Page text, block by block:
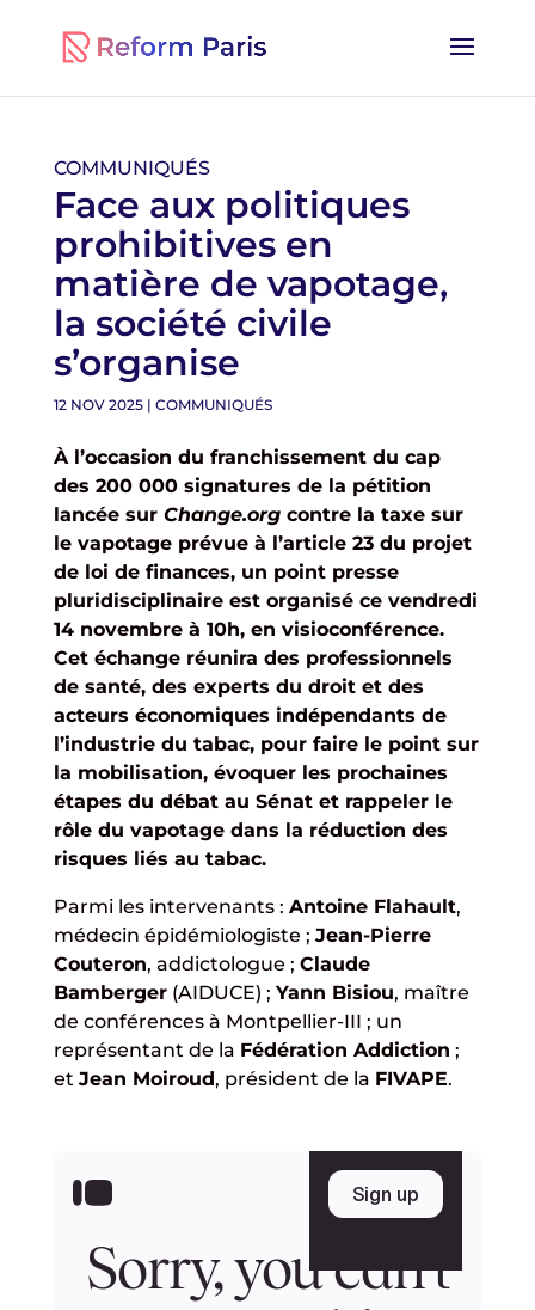
COMMUNIQUÉS
Face aux politiques
prohibitives en
matière de vapotage,
la société civile
s’organise
12 NOV 2025| COMMUNIQUÉS
À l’occasion du franchissement du cap
des 200 000 signatures de la pétition
lancée sur Change.orgcontre la taxe sur
le vapotage prévue à l’article 23 du projet
de loi de finances, un point presse
pluridisciplinaire est organisé ce vendredi
14 novembre à 10h, en visioconférence.
Cet échange réunira des professionnels
de santé, des experts du droit et des
acteurs économiques indépendants de
l’industrie du tabac, pour faire le point sur
la mobilisation, évoquer les prochaines
étapes du débat au Sénat et rappeler le
rôle du vapotage dans la réduction des
risques liés au tabac.
Parmi les intervenants : Antoine Flahault,
médecin épidémiologiste ; Jean-Pierre
Couteron, addictologue ; Claude
Bamberger(AIDUCE) ; Yann Bisiou, maître
de conférences à Montpellier-III ; un
représentant de la Fédération Addiction ;
et Jean Moiroud, président de la FIVAPE.